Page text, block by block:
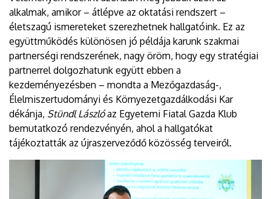
alkalmak, amikor – átlépve az oktatási rendszert –
életszagú ismereteket szerezhetnek hallgatóink. Ez az
együttműködés különösen jó példája karunk szakmai
partnerségi rendszerének, nagy öröm, hogy egy stratégiai
partnerrel dolgozhatunk együtt ebben a
kezdeményezésben – mondta a Mezőgazdaság-,
Élelmiszertudományi és Környezetgazdálkodási Kar
dékánja, Stündl Lászlóaz Egyetemi Fiatal Gazda Klub
bemutatkozó rendezvényén, ahol a hallgatókat
tájékoztatták az újraszerveződő közösség terveiről.